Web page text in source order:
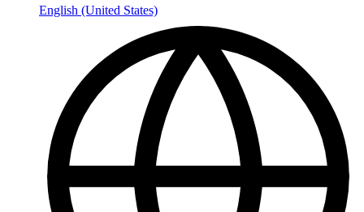
English (United States)